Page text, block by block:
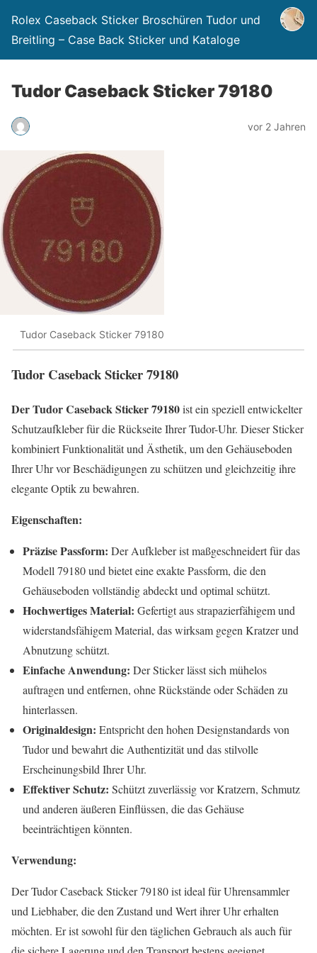
Rolex Caseback Sticker Broschüren Tudor und
Breitling – Case Back Sticker und Kataloge
Tudor Caseback Sticker 79180
vor 2 Jahren
Tudor Caseback Sticker 79180
Tudor Caseback Sticker 79180
Der Tudor Caseback Sticker 79180ist ein speziell entwickelter
Schutzaufkleber für die Rückseite Ihrer Tudor-Uhr. Dieser Sticker
kombiniert Funktionalität und Ästhetik, um den Gehäuseboden
Ihrer Uhr vor Beschädigungen zu schützen und gleichzeitig ihre
elegante Optik zu bewahren.
Eigenschaften:
Präzise Passform: Der Aufkleber ist maßgeschneidert für das
Modell 79180 und bietet eine exakte Passform, die den
Gehäuseboden vollständig abdeckt und optimal schützt.
Hochwertiges Material: Gefertigt aus strapazierfähigem und
widerstandsfähigem Material, das wirksam gegen Kratzer und
Abnutzung schützt.
Einfache Anwendung: Der Sticker lässt sich mühelos
auftragen und entfernen, ohne Rückstände oder Schäden zu
hinterlassen.
Originaldesign: Entspricht den hohen Designstandards von
Tudor und bewahrt die Authentizität und das stilvolle
Erscheinungsbild Ihrer Uhr.
Effektiver Schutz: Schützt zuverlässig vor Kratzern, Schmutz
und anderen äußeren Einflüssen, die das Gehäuse
beeinträchtigen könnten.
Verwendung:
Der Tudor Caseback Sticker 79180 ist ideal für Uhrensammler
und Liebhaber, die den Zustand und Wert ihrer Uhr erhalten
möchten. Er ist sowohl für den täglichen Gebrauch als auch für